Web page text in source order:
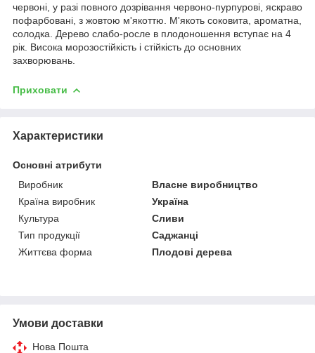
червоні, у разі повного дозрівання червоно-пурпурові, яскраво
пофарбовані, з жовтою м'якоттю. М'якоть соковита, ароматна,
солодка. Дерево слабо-росле в плодоношення вступає на 4
рік. Висока морозостійкість і стійкість до основних
захворювань.
Приховати
Характеристики
Основні атрибути
Виробник
Власне виробництво
Країна виробник
Україна
Культура
Сливи
Тип продукції
Саджанці
Життєва форма
Плодові дерева
Умови доставки
Нова Пошта